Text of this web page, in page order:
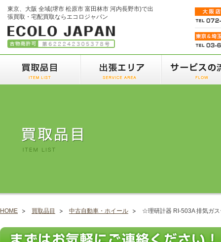
東京、大阪 全域(堺市 松原市 富田林市 河内長野市)で出
張買取・宅配買取ならエコロジャパン
HOME 買取品目 中古自動車・ホイール ☆理研計器 RI-503A 排気ガ